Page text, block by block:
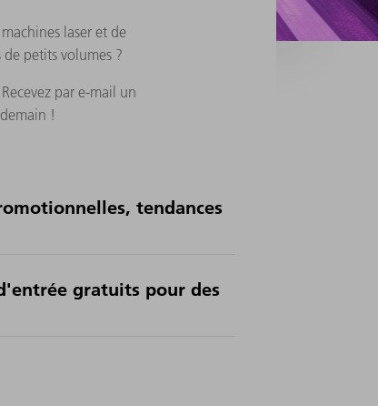
laser et de
petits volumes ?
par e-mail un
!
tendances
gratuits pour des